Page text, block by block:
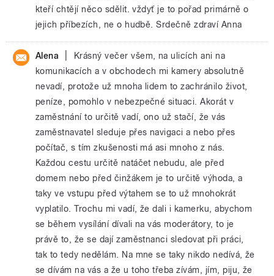
kteří chtějí něco sdělit. vždyť je to pořad primárně o
jejich příbezích, ne o hudbě. Srdečně zdraví Anna
Alena
Krásný večer všem, na ulicích ani na
komunikacích a v obchodech mi kamery absolutně
nevadí, protože už mnoha lidem to zachránilo život,
peníze, pomohlo v nebezpečné situaci. Akorát v
zaměstnání to určitě vadí, ono už stačí, že vás
zaměstnavatel sleduje přes navigaci a nebo přes
počítač, s tím zkušenosti má asi mnoho z nás.
Každou cestu určitě natáčet nebudu, ale před
domem nebo před činžákem je to určitě výhoda, a
taky ve vstupu před výtahem se to už mnohokrát
vyplatilo. Trochu mi vadí, že dali i kamerku, abychom
se během vysílání dívali na vás moderátory, to je
právě to, že se dají zaměstnanci sledovat při práci,
tak to tedy nedělám. Na mne se taky nikdo nedívá, že
se dívám na vás a že u toho třeba zívám, jím, piju, že